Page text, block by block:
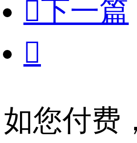
下一篇

如您付费